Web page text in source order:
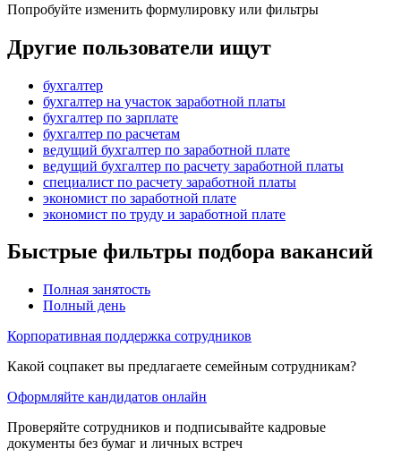
Попробуйте изменить формулировку или фильтры
Другие пользователи ищут
бухгалтер
бухгалтер на участок заработной платы
бухгалтер по зарплате
бухгалтер по расчетам
ведущий бухгалтер по заработной плате
ведущий бухгалтер по расчету заработной платы
специалист по расчету заработной платы
экономист по заработной плате
экономист по труду и заработной плате
Быстрые фильтры подбора вакансий
Полная занятость
Полный день
Корпоративная поддержка сотрудников
Какой соцпакет вы предлагаете семейным сотрудникам?
Оформляйте кандидатов онлайн
Проверяйте сотрудников и подписывайте кадровые
документы без бумаг и личных встреч